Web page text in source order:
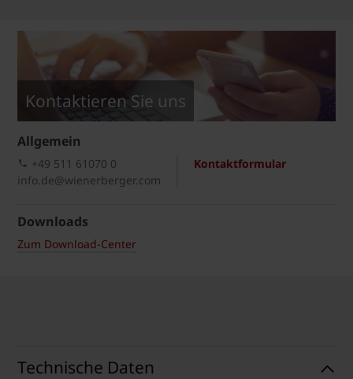
Kontaktieren Sie uns
Allgemein
Kontaktformular
+49 511 61070 0
info.de@wienerberger.com
Downloads
Zum Download-Center
Technische Daten